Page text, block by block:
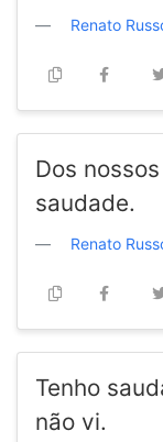
Renato
Dos
saudade.
Renato
Tenho
não vi.